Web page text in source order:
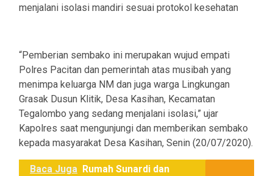
menjalani isolasi mandiri sesuai protokol kesehatan
“Pemberian sembako ini merupakan wujud empati
Polres Pacitan dan pemerintah atas musibah yang
menimpa keluarga NM dan juga warga Lingkungan
Grasak Dusun Klitik, Desa Kasihan, Kecamatan
Tegalombo yang sedang menjalani isolasi,” ujar
Kapolres saat mengunjungi dan memberikan sembako
kepada masyarakat Desa Kasihan, Senin (20/07/2020).
Baca Juga Rumah Sunardi dan